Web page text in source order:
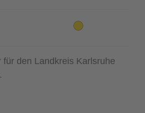
für den Landkreis Karlsruhe
.